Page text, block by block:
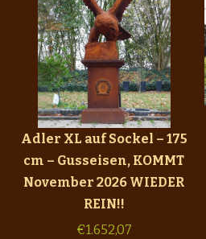
Adler XL auf Sockel – 175
cm – Gusseisen, KOMMT
November 2026 WIEDER
REIN!!
€1.652,07